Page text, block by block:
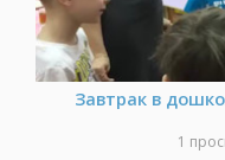
Завтрак в
1